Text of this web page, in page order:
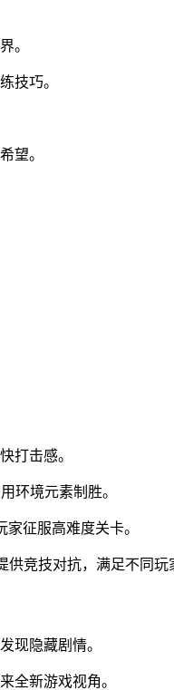
。
技巧。
望。
打击感。
环境元素制胜。
征服高难度关卡。
供竞技对抗，满足不同玩
现隐藏剧情。
全新游戏视角。